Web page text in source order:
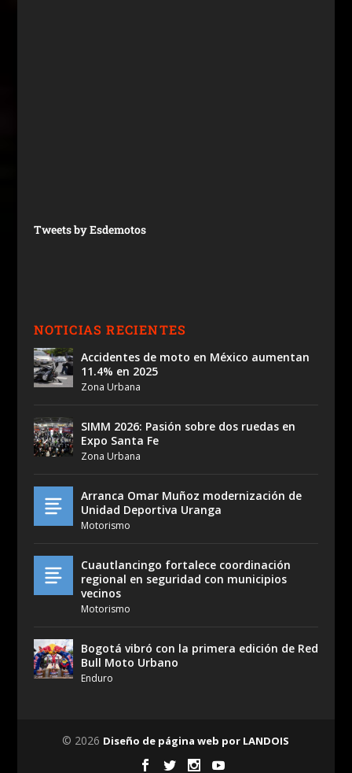
Tweets by Esdemotos
NOTICIAS RECIENTES
Accidentes de moto en México aumentan
11.4% en 2025
Zona Urbana
SIMM 2026: Pasión sobre dos ruedas en
Expo Santa Fe
Zona Urbana
Arranca Omar Muñoz modernización de
Unidad Deportiva Uranga
Motorismo
Cuautlancingo fortalece coordinación
regional en seguridad con municipios
vecinos
Motorismo
Bogotá vibró con la primera edición de Red
Bull Moto Urbano
Enduro
© 2026 Diseño de página web por LANDOIS